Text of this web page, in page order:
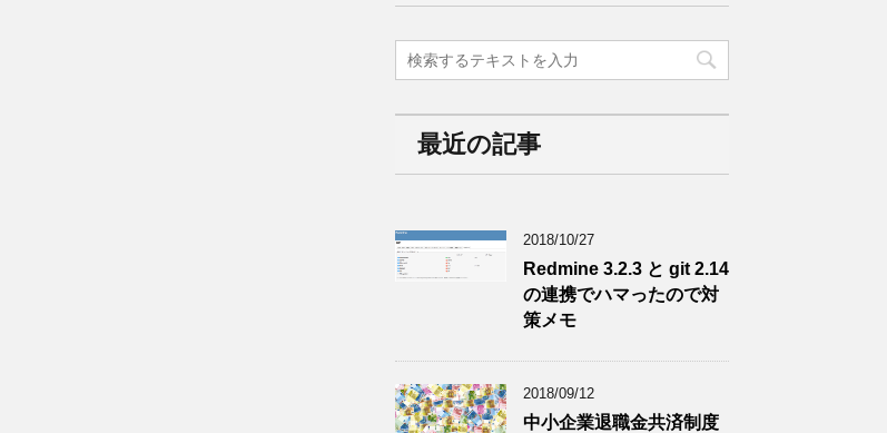
最近の記事
2018/10/27
Redmine 3.2.3 と git 2.14
の連携でハマったので対
策メモ
2018/09/12
中小企業退職金共済制度